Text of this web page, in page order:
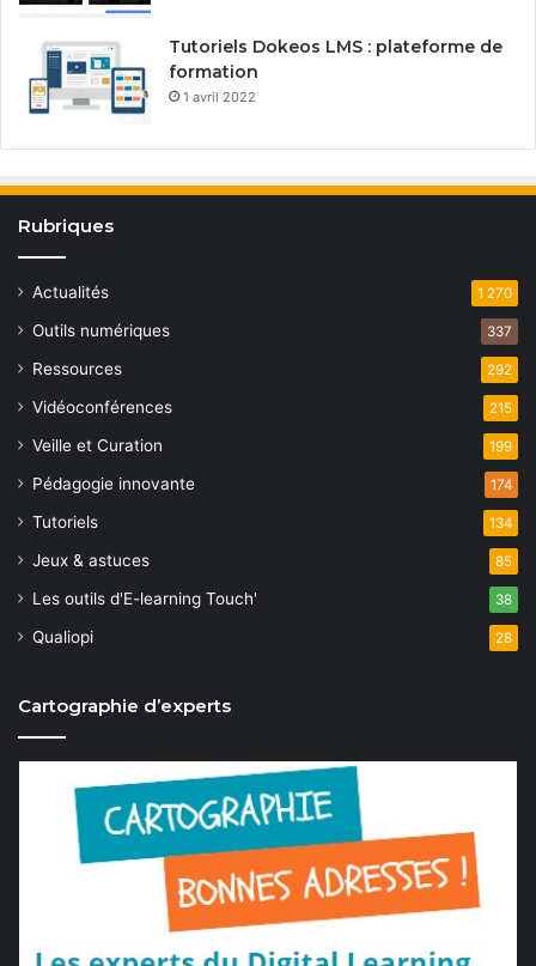
Tutoriels Dokeos LMS : plateforme de
formation
1 avril 2022
Rubriques
Actualités 1 270
Outils numériques 337
Ressources 292
Vidéoconférences 215
Veille et Curation 199
Pédagogie innovante 174
Tutoriels 134
Jeux & astuces 85
Les outils d'E-learning Touch' 38
Qualiopi 28
Cartographie d’experts